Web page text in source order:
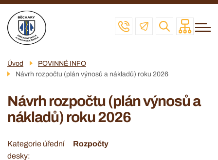
Přejít
hlavnímu
obsahu
Menu
navigace
MŠ
ŠJ
POVINNÉ INFO
Úvod
POVINNÉ INFO
Návrh rozpočtu (plán výnosů a nákladů) roku 2026
Návrh rozpočtu (plán výnosů a
nákladů) roku 2026
Kategorie úřední
desky
Rozpočty